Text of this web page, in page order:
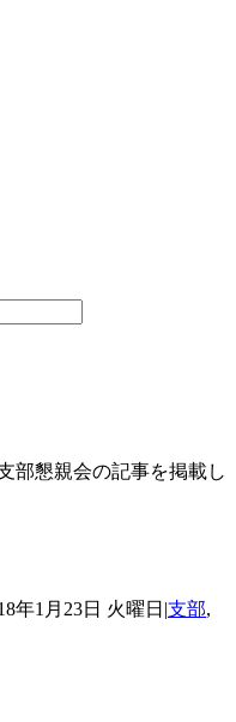
部懇親会の記事を掲載し
年1月23日 火曜日 |支部,